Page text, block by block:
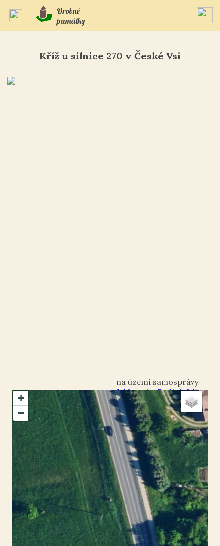
Drobné
památky
Kříž u silnice 270 v České Vsi
+
−
Jablonné v Podještědí
okres Liberec
Česká Ves v Podještědí
50.756596,14.760695
Kříž